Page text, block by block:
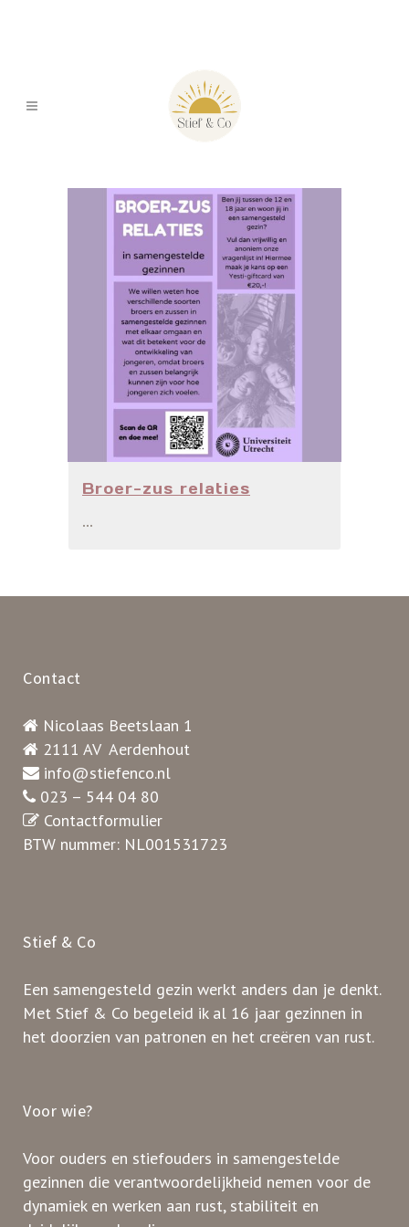
Broer-zus relaties
...
Contact
Nicolaas Beetslaan 1
2111 AV Aerdenhout
info@stiefenco.nl
023 – 544 04 80
Contactformulier
BTW nummer: NL001531723
Stief & Co
Een samengesteld gezin werkt anders dan je denkt.
Met Stief & Co begeleid ik al 16 jaar gezinnen in
het doorzien van patronen en het creëren van rust.
Voor wie?
Voor ouders en stiefouders in samengestelde
gezinnen die verantwoordelijkheid nemen voor de
dynamiek en werken aan rust, stabiliteit en